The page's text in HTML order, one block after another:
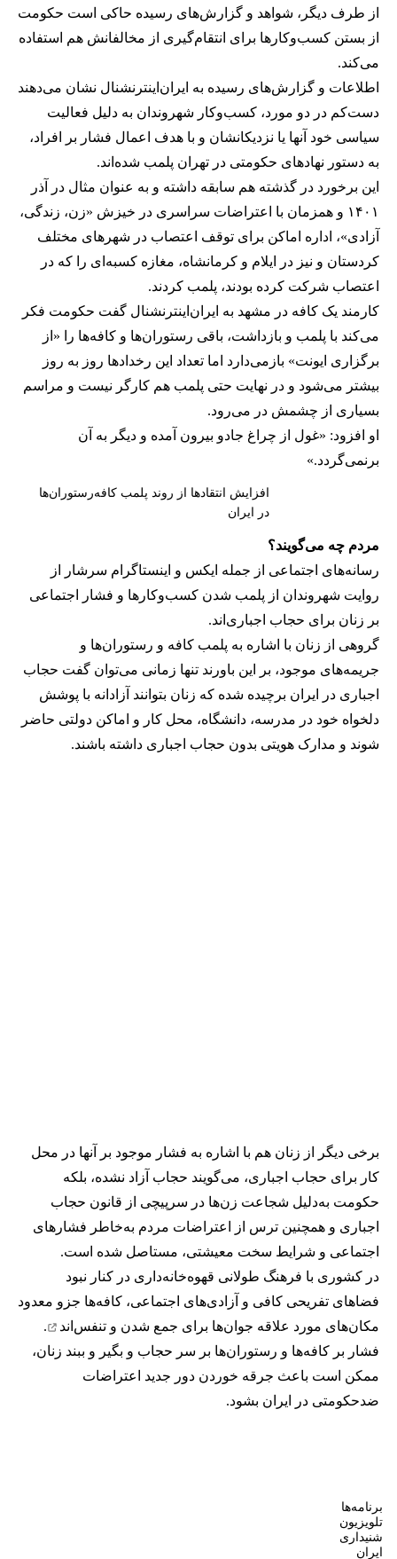
از طرف دیگر، شواهد و گزارش‌های رسیده حاکی است حکومت
از بستن کسب‌وکارها برای انتقام‌گیری از مخالفانش هم استفاده
می‌کند.
اطلاعات و گزارش‌های رسیده به ایران‌اینترنشنال نشان می‌دهند
دست‌کم در دو مورد، کسب‌وکار شهروندان به دلیل فعالیت
سیاسی خود آنها یا نزدیکانشان و با هدف اعمال فشار بر افراد،
به دستور نهادهای حکومتی در تهران پلمب شده‌اند.
این برخورد در گذشته هم سابقه داشته و به عنوان مثال در آذر
۱۴۰۱ و همزمان با اعتراضات سراسری در خیزش «زن، زندگی،
آزادی»، اداره اماکن برای توقف اعتصاب در شهرهای مختلف
کردستان و نیز در ایلام و کرمانشاه، مغازه کسبه‌ای را که در
اعتصاب شرکت کرده بودند، پلمب کردند.
کارمند یک کافه در مشهد به ایران‌اینترنشنال گفت حکومت فکر
می‌کند با پلمب و بازداشت، باقی رستوران‌ها و کافه‌ها را «از
برگزاری ایونت» بازمی‌دارد اما تعداد این رخدادها روز به روز
بیشتر می‌شود و در نهایت حتی پلمب هم کارگر نیست و مراسم
بسیاری از چشمش در می‌رود.
او افزود: «غول از چراغ جادو بیرون آمده و دیگر به آن
برنمی‎‌گردد.»
افزایش انتقادها از روند پلمب کافه‌رستوران‌ها
در ایران
مردم چه می‌گویند؟
رسانه‎‌های اجتماعی از جمله ایکس و اینستاگرام سرشار از
روایت شهروندان از پلمب شدن کسب‌وکارها و فشار اجتماعی
بر زنان برای حجاب اجباری‌اند.
گروهی از زنان با اشاره به پلمب کافه و رستوران‌ها و
جریمه‌های موجود، بر این باورند تنها زمانی می‌توان گفت حجاب
اجباری در ایران برچیده شده که زنان بتوانند آزادانه با پوشش
دلخواه خود در مدرسه، دانشگاه، محل کار و اماکن دولتی حاضر
شوند و مدارک هویتی بدون حجاب اجباری داشته باشند.
برخی دیگر از زنان هم با اشاره به فشار موجود بر آنها در محل
کار برای حجاب اجباری، می‌گویند حجاب آزاد نشده، بلکه
حکومت به‌دلیل شجاعت زن‌ها در سرپیچی از قانون حجاب
اجباری و همچنین ترس از اعتراضات مردم به‌خاطر فشارهای
اجتماعی و شرایط سخت معیشتی، مستاصل شده است.
در کشوری با فرهنگ طولانی قهوه‌‌خانه‌داری در کنار نبود
فضاهای تفریحی کافی و آزادی‌های اجتماعی، کافه‌ها جزو معدود
مکان‌های مورد علاقه جوان‌ها برای جمع شدن و تنفس‌اند
.
فشار بر کافه‌ها و رستوران‌ها بر سر حجاب و بگیر و ببند زنان،
ممکن است باعث جرقه خوردن دور جدید اعتراضات
ضدحکومتی در ایران بشود.
برنامه‌ها
تلویزیون
شنیداری
ایران